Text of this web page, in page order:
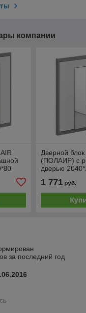
компании
Дверной
(ПОЛАИР) с
дверью
1 771руб.
за последний год